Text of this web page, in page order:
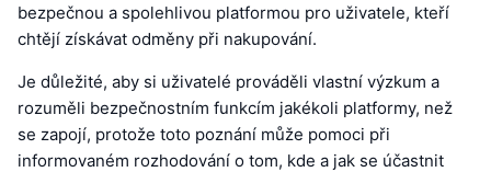
bezpečnou a spolehlivou platformou pro uživatele, kteří
chtějí získávat odměny při nakupování.
Je důležité, aby si uživatelé prováděli vlastní výzkum a
rozuměli bezpečnostním funkcím jakékoli platformy, než
se zapojí, protože toto poznání může pomoci při
informovaném rozhodování o tom, kde a jak se účastnit